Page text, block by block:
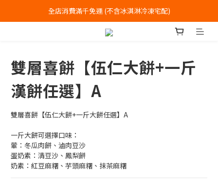
全店消費滿千免運 (不含冰淇淋冷凍宅配)
全店消費滿千免運 (不含冰淇淋冷凍宅配)
中式喜餅每消費滿一萬元，加贈2個一斤大餅
雙層喜餅【伍仁大餅+一斤
漢餅任選】A
雙層喜餅【伍仁大餅+一斤大餅任選】A
一斤大餅可選擇口味：
葷：冬瓜肉餅、滷肉豆沙
蛋奶素：清豆沙、鳳梨餅
奶素：紅豆麻糬、芋頭麻糬、抹茶麻糬